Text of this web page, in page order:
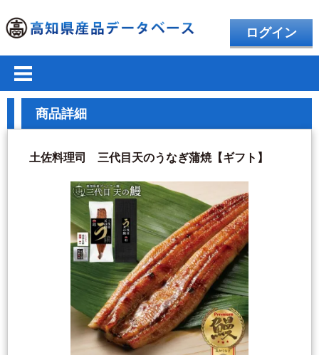
ログイン
商品詳細
土佐料理司 三代目天のうなぎ蒲焼【ギフト】